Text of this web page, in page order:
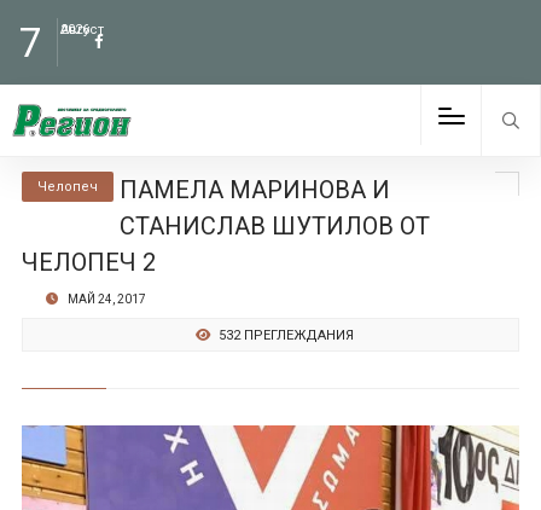
7 Август
2026
Челопеч
ПАМЕЛА МАРИНОВА И
СТАНИСЛАВ ШУТИЛОВ ОТ
ЧЕЛОПЕЧ 2
МАЙ 24, 2017
532 ПРЕГЛЕЖДАНИЯ